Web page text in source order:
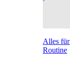
Alles
Routine